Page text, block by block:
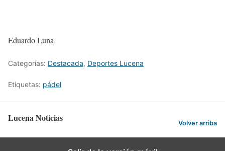
Eduardo Luna
Categorías: Destacada, Deportes Lucena
Etiquetas: pádel
Lucena Noticias Volver arriba